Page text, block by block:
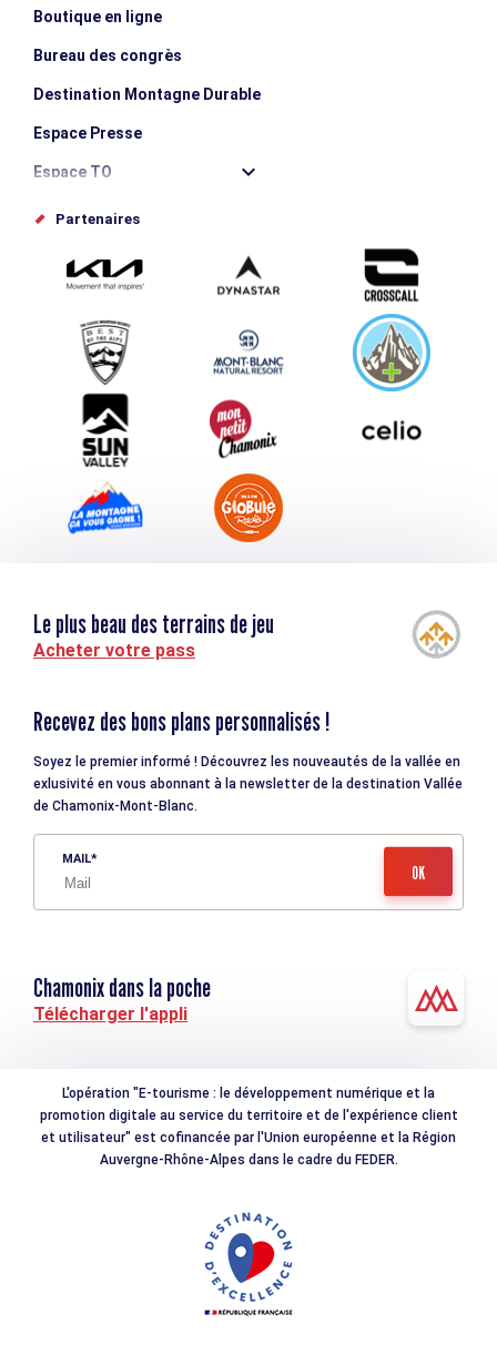
Boutique en ligne
Bureau des congrès
Destination Montagne Durable
Espace Presse
Espace TO
Offices de tourisme
Proposez votre évènement
Service groupes et séminaires
Téléchargements
Tourisme et handicap
Partenaires
Le plus beau des terrains de jeu
Acheter votre pass
Recevez des bons plans personnalisés !
Soyez le premier informé ! Découvrez les nouveautés de la vallée en
exlusivité en vous abonnant à la newsletter de la destination Vallée
de Chamonix-Mont-Blanc.
MAIL
Chamonix dans la poche
Télécharger l'appli
L'opération "E-tourisme : le développement numérique et la
promotion digitale au service du territoire et de l'expérience client
et utilisateur" est cofinancée par l'Union européenne et la Région
Auvergne-Rhône-Alpes dans le cadre du FEDER.